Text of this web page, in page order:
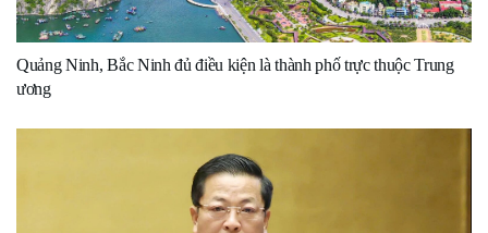
Quảng Ninh, Bắc Ninh đủ điều kiện là thành phố trực thuộc Trung
ương